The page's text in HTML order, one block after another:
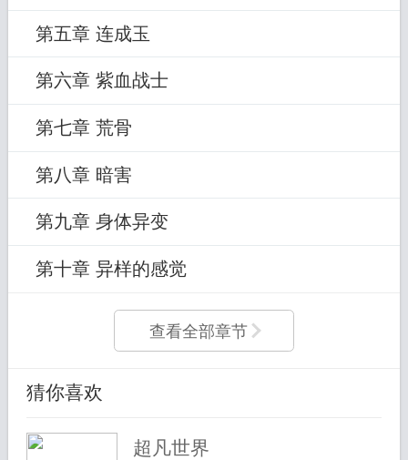
第五章 连成玉
第六章 紫血战士
第七章 荒骨
第八章 暗害
第九章 身体异变
第十章 异样的感觉
查看全部章节
猜你喜欢
超凡世界